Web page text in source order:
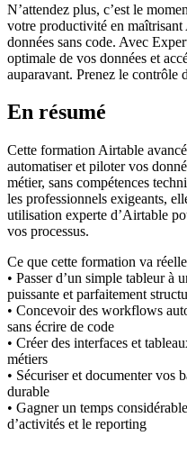
N’attendez plus, c’est le
votre productivité en
données sans code. Avec
optimale de vos données et
auparavant. Prenez le contrôle
En résumé
Cette formation Airtable
automatiser et piloter vos
métier, sans compétences
les professionnels exigeants,
utilisation experte d’Airtable
vos processus.
Ce que cette formation va
• Passer d’un simple tableur à
puissante et parfaitement
• Concevoir des workflows
sans écrire de code
• Créer des interfaces et
métiers
• Sécuriser et documenter vos
durable
• Gagner un temps
d’activités et le reporting